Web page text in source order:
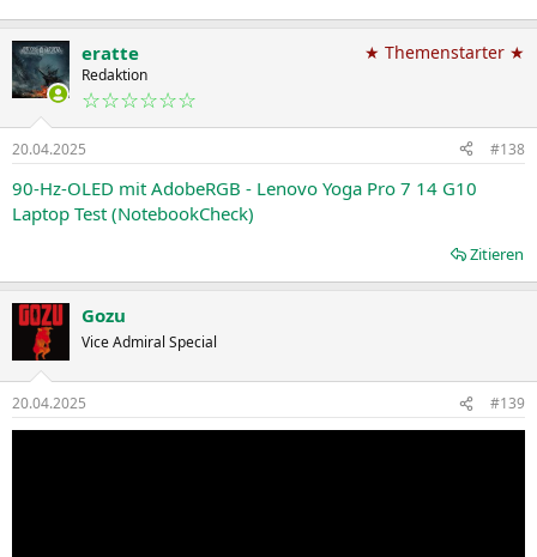
eratte
Redaktion
☆☆☆☆☆☆
★ Themenstarter ★
20.04.2025 #138
90-Hz-OLED mit AdobeRGB - Lenovo Yoga Pro 7 14 G10
Laptop Test (NotebookCheck)
Zitieren
Gozu
Vice Admiral Special
20.04.2025 #139